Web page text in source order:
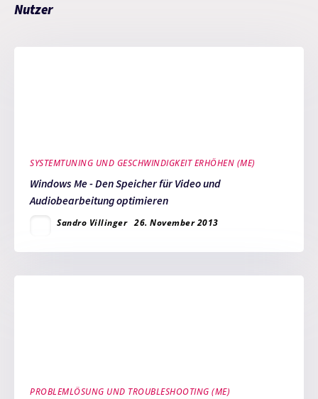
Nutzer
SYSTEMTUNING UND GESCHWINDIGKEIT ERHÖHEN (ME)
Windows Me - Den Speicher für Video und
Audiobearbeitung optimieren
Sandro Villinger 26. November 2013
PROBLEMLÖSUNG UND TROUBLESHOOTING (ME)